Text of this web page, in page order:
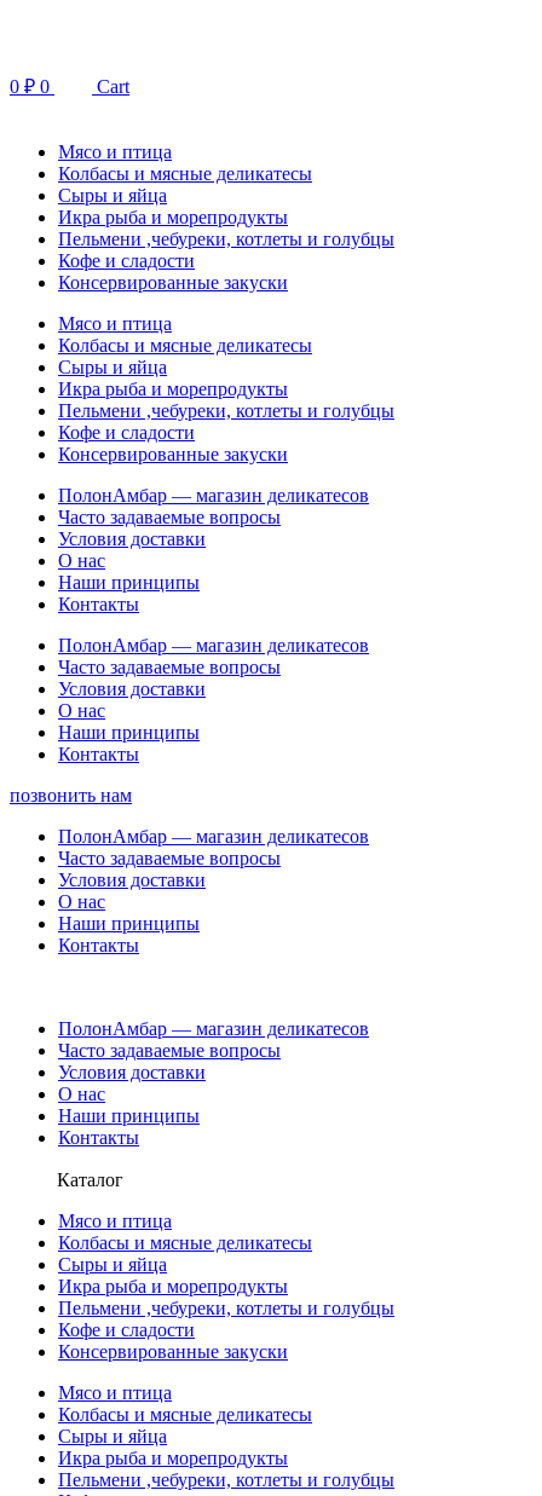
0 ₽ 0 Cart
Мясо и птица
Колбасы и мясные деликатесы
Сыры и яйца
Икра рыба и морепродукты
Пельмени ,чебуреки, котлеты и голубцы
Кофе и сладости
Консервированные закуски
Мясо и птица
Колбасы и мясные деликатесы
Сыры и яйца
Икра рыба и морепродукты
Пельмени ,чебуреки, котлеты и голубцы
Кофе и сладости
Консервированные закуски
ПолонАмбар — магазин деликатесов
Часто задаваемые вопросы
Условия доставки
О нас
Наши принципы
Контакты
ПолонАмбар — магазин деликатесов
Часто задаваемые вопросы
Условия доставки
О нас
Наши принципы
Контакты
позвонить нам
ПолонАмбар — магазин деликатесов
Часто задаваемые вопросы
Условия доставки
О нас
Наши принципы
Контакты
ПолонАмбар — магазин деликатесов
Часто задаваемые вопросы
Условия доставки
О нас
Наши принципы
Контакты
Каталог
Мясо и птица
Колбасы и мясные деликатесы
Сыры и яйца
Икра рыба и морепродукты
Пельмени ,чебуреки, котлеты и голубцы
Кофе и сладости
Консервированные закуски
Мясо и птица
Колбасы и мясные деликатесы
Сыры и яйца
Икра рыба и морепродукты
Пельмени ,чебуреки, котлеты и голубцы